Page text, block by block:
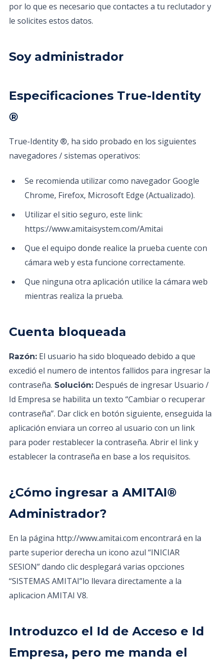
por lo que es necesario que contactes a tu reclutador y
le solicites estos datos.
Soy administrador
Especificaciones True-Identity
®
True-Identity ®, ha sido probado en los siguientes
navegadores / sistemas operativos:
Se recomienda utilizar como navegador Google
Chrome, Firefox, Microsoft Edge (Actualizado).
Utilizar el sitio seguro, este link:
https://www.amitaisystem.com/Amitai
Que el equipo donde realice la prueba cuente con
cámara web y esta funcione correctamente.
Que ninguna otra aplicación utilice la cámara web
mientras realiza la prueba.
Cuenta bloqueada
Razón: El usuario ha sido bloqueado debido a que
excedió el numero de intentos fallidos para ingresar la
contraseña. Solución: Después de ingresar Usuario /
Id Empresa se habilita un texto “Cambiar o recuperar
contraseña”. Dar click en botón siguiente, enseguida la
aplicación enviara un correo al usuario con un link
para poder restablecer la contraseña. Abrir el link y
establecer la contraseña en base a los requisitos.
¿Cómo ingresar a AMITAI®
Administrador?
En la página http://www.amitai.com encontrará en la
parte superior derecha un icono azul “INICIAR
SESION” dando clic desplegará varias opcciones
“SISTEMAS AMITAI”lo llevara directamente a la
aplicacion AMITAI V8.
Introduzco el Id de Acceso e Id
Empresa, pero me manda el